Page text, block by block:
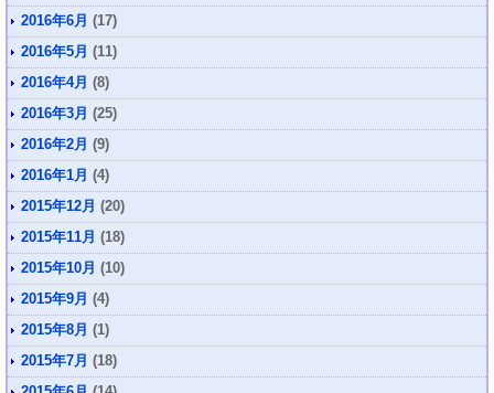
2016年6月 (17)
2016年5月 (11)
2016年4月 (8)
2016年3月 (25)
2016年2月 (9)
2016年1月 (4)
2015年12月 (20)
2015年11月 (18)
2015年10月 (10)
2015年9月 (4)
2015年8月 (1)
2015年7月 (18)